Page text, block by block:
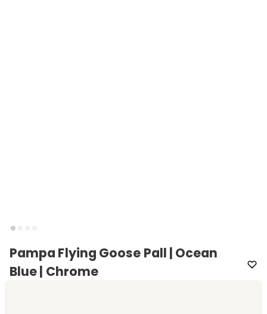
Pampa Flying Goose Pall | Ocean
Blue | Chrome